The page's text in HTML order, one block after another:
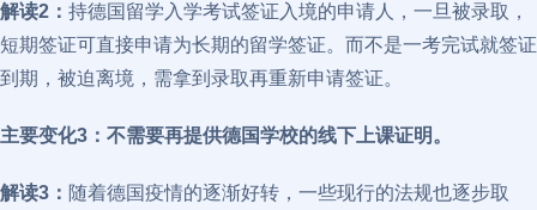
解读2： 持德国留学入学考试签证入境的申请人，一旦被录取，
短期签证可直接申请为长期的留学签证。而不是一考完试就签证
到期，被迫离境，需拿到录取再重新申请签证。
主要变化3 ：不需要再提供德国学校的线下上课证明。
解读3： 随着德国疫情的逐渐好转，一些现行的法规也逐步取